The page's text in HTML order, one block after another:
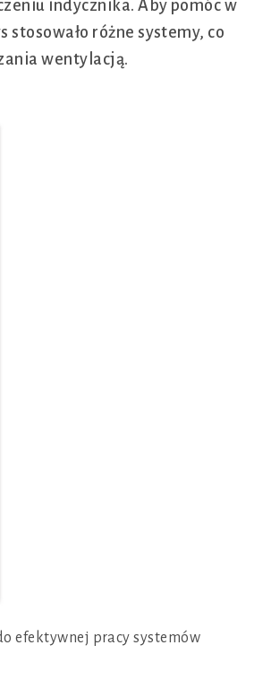
indycznika. Aby pomóc w
różne systemy, co
wentylacją.
efektywnej pracy systemów